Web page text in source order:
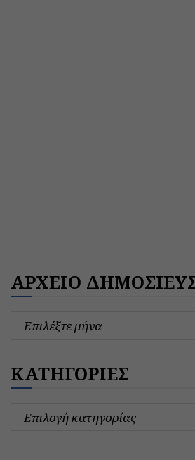
ΑΡΧΕΙΟ
ΚΑΤΗΓΟΡΙΕΣ